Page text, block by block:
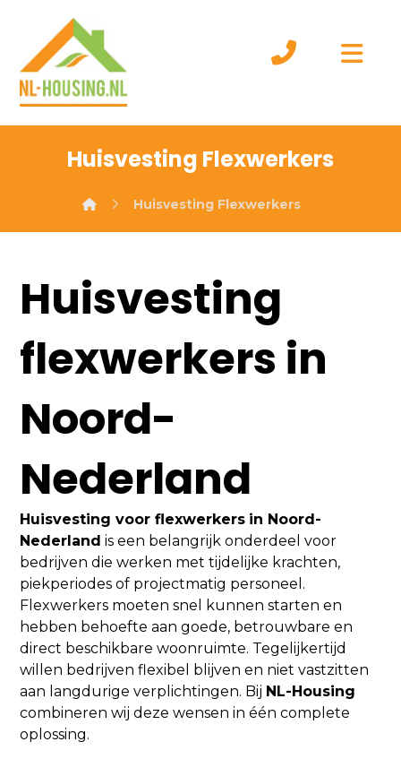
Huisvesting Flexwerkers
Huisvesting Flexwerkers
Huisvesting
flexwerkers in
Noord-
Nederland
Huisvesting voor flexwerkers in Noord-
Nederland is een belangrijk onderdeel voor
bedrijven die werken met tijdelijke krachten,
piekperiodes of projectmatig personeel.
Flexwerkers moeten snel kunnen starten en
hebben behoefte aan goede, betrouwbare en
direct beschikbare woonruimte. Tegelijkertijd
willen bedrijven flexibel blijven en niet vastzitten
aan langdurige verplichtingen. Bij NL-Housing
combineren wij deze wensen in één complete
oplossing.